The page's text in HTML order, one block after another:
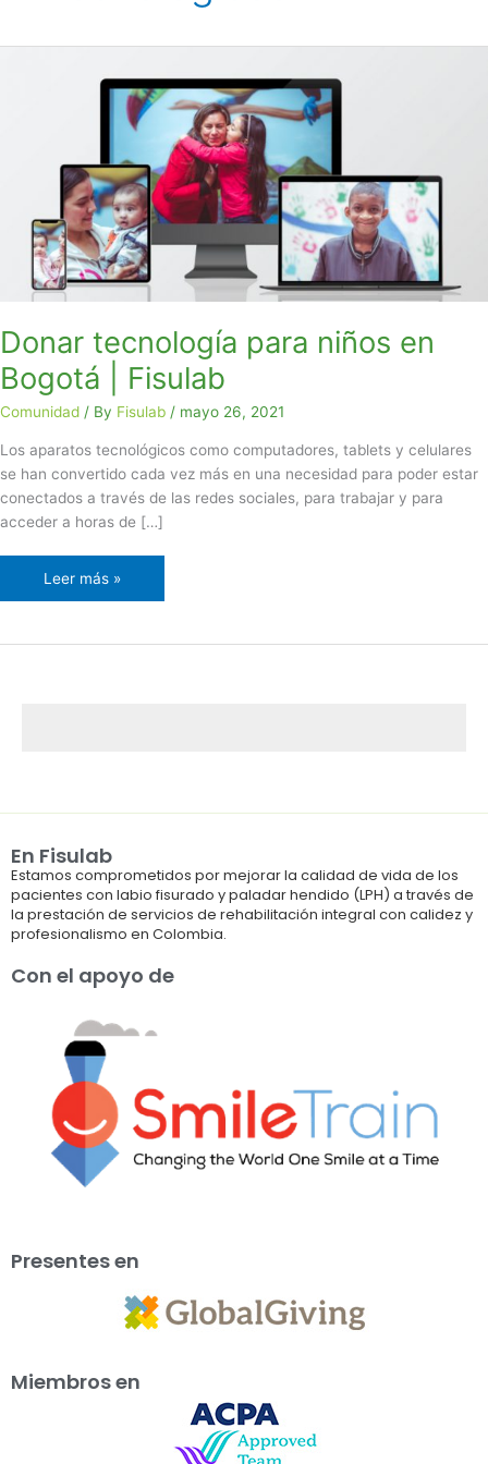
Donar tecnología para niños en
Bogotá | Fisulab
Comunidad / By Fisulab / mayo 26, 2021
Los aparatos tecnológicos como computadores, tablets y celulares
se han convertido cada vez más en una necesidad para poder estar
conectados a través de las redes sociales, para trabajar y para
acceder a horas de […]
tecnología
Bogotá
Fisulab
Leer más »
En Fisulab
Estamos comprometidos por mejorar la calidad de vida de los
pacientes con labio fisurado y paladar hendido (LPH) a través de
la prestación de servicios de rehabilitación integral con calidez y
profesionalismo en Colombia.
Con el apoyo de
Presentes en
Miembros en